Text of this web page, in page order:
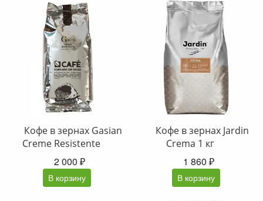
Кофе в зернах Gasian
Creme Resistente
2 000 ₽
В корзину
Кофе в зернах Jardin
Crema 1 кг
1 860 ₽
В корзину